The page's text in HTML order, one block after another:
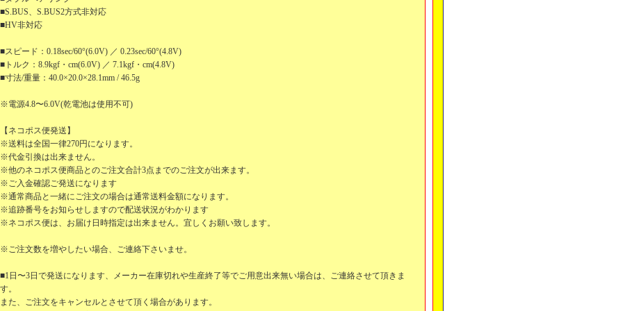
■S.BUS、S.BUS2方式非対応
■HV非対応
■スピード：0.18sec/60°(6.0V) ／ 0.23sec/60°(4.8V)
■トルク：8.9kgf・cm(6.0V) ／ 7.1kgf・cm(4.8V)
■寸法/重量：40.0×20.0×28.1mm / 46.5g
※電源4.8〜6.0V(乾電池は使用不可)
【ネコポス便発送】
※送料は全国一律270円になります。
※代金引換は出来ません。
※他のネコポス便商品とのご注文合計3点までのご注文が出来ます。
※ご入金確認ご発送になります
※通常商品と一緒にご注文の場合は通常送料金額になります。
※追跡番号をお知らせしますので配送状況がわかります
※ネコポス便は、お届け日時指定は出来ません。宜しくお願い致します。
※ご注文数を増やしたい場合、ご連絡下さいませ。
■1日〜3日で発送になります、メーカー在庫切れや生産終了等でご用意出来無い場合は、ご連絡させて頂きま
す。
また、ご注文をキャンセルとさせて頂く場合があります。